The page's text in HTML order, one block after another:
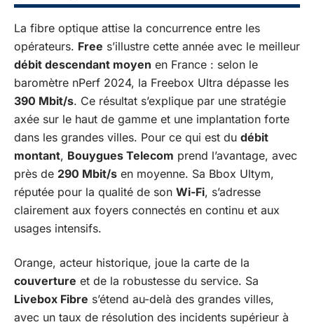
La fibre optique attise la concurrence entre les
opérateurs. Free s’illustre cette année avec le meilleur
débit descendant moyen en France : selon le
baromètre nPerf 2024, la Freebox Ultra dépasse les
390 Mbit/s. Ce résultat s’explique par une stratégie
axée sur le haut de gamme et une implantation forte
dans les grandes villes. Pour ce qui est du débit
montant, Bouygues Telecom prend l’avantage, avec
près de 290 Mbit/s en moyenne. Sa Bbox Ultym,
réputée pour la qualité de son Wi-Fi, s’adresse
clairement aux foyers connectés en continu et aux
usages intensifs.
Orange, acteur historique, joue la carte de la
couverture et de la robustesse du service. Sa
Livebox Fibre s’étend au-delà des grandes villes,
avec un taux de résolution des incidents supérieur à